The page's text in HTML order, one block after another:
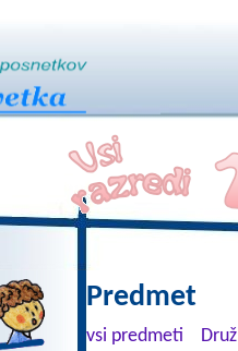
Predmet
vsi predmeti